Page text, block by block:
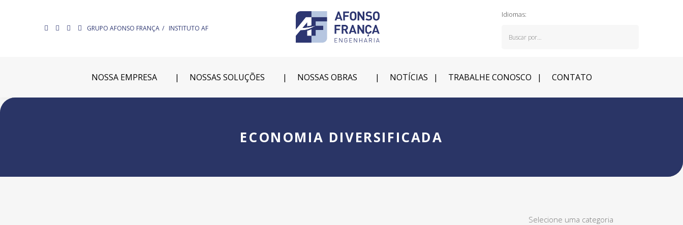
GRUPO AFONSO FRANÇA INSTITUTO AF
Idiomas:
NOSSA EMPRESA NOSSAS SOLUÇÕES NOSSAS OBRAS NOTÍCIAS TRABALHE CONOSCO CONTATO
ECONOMIA DIVERSIFICADA
Selecione uma categoria